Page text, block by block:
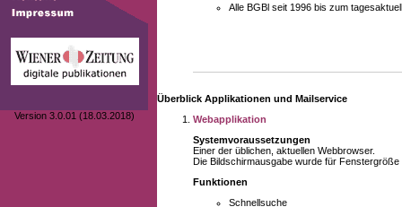
Version 3.0.01 (18.03.2018)
Alle BGBl seit 1996 bis zum
Überblick Applikationen und Mailservice
Webapplikation
Systemvoraussetzungen
Einer der üblichen, aktuellen Webbrowser.
Die Bildschirmausgabe wurde für
Funktionen
Schnellsuche